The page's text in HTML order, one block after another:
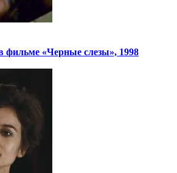
фильме «Черные слезы», 1998